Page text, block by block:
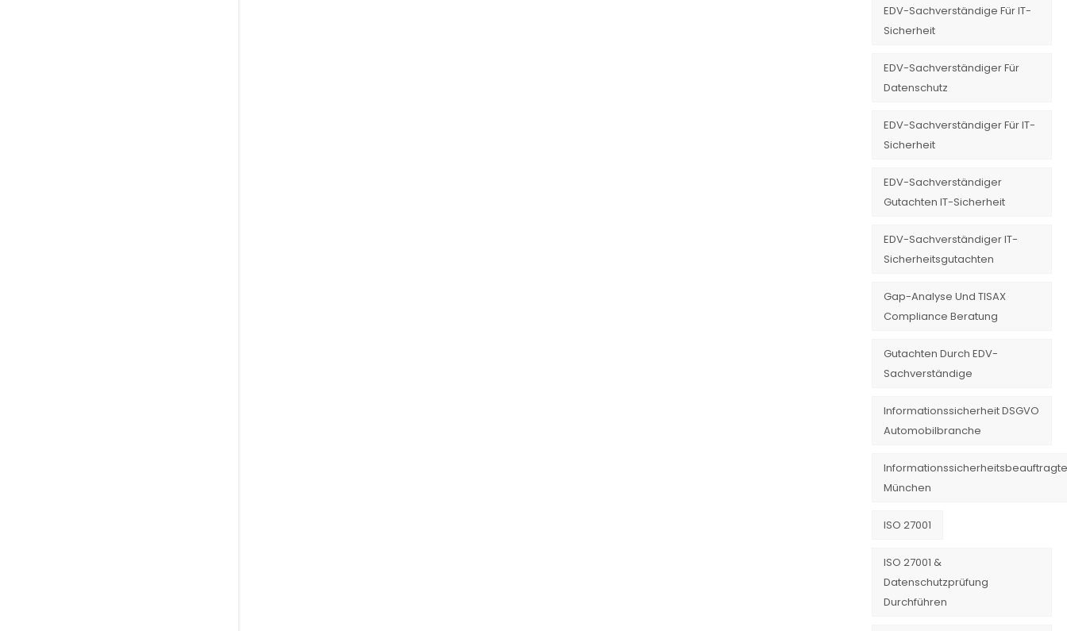
EDV-Sachverständige Für IT-
Sicherheit
EDV-Sachverständiger Für
Datenschutz
EDV-Sachverständiger Für IT-
Sicherheit
EDV-Sachverständiger
Gutachten IT-Sicherheit
EDV-Sachverständiger IT-
Sicherheitsgutachten
Gap-Analyse Und TISAX
Compliance Beratung
Gutachten Durch EDV-
Sachverständige
Informationssicherheit DSGVO
Automobilbranche
München
ISO 27001
ISO 27001 &
Datenschutzprüfung
Durchführen